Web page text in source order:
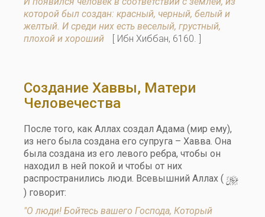
которой был создан: красный, черный, белый и
желтый. И среди них есть веселый, грустный,
плохой и хороший
[ Ибн Хиббан, 6160. ]
Создание Хаввы, Матери
Человечества
После того, как Аллах создал Адама (мир ему),
из него была создана его супруга – Хавва. Она
была создана из его левого ребра, чтобы он
находил в ней покой и чтобы от них
распространились люди. Всевышний Аллах ( y
) говорит:
"О люди! Бойтесь вашего Господа, Который